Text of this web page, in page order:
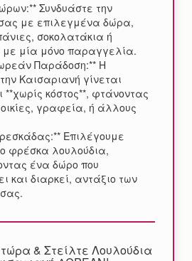
Συνδυάστε την
με επιλεγμένα δώρα,
σοκολατάκια ή
με μία μόνο παραγγελία.
Παράδοση:** Η
Καισαριανή γίνεται
**χωρίς κόστος**, φτάνοντας
γραφεία, ή άλλους
Επιλέγουμε
φρέσκα λουλούδια,
ένα δώρο που
και διαρκεί, αντάξιο των
& Στείλτε Λουλούδια